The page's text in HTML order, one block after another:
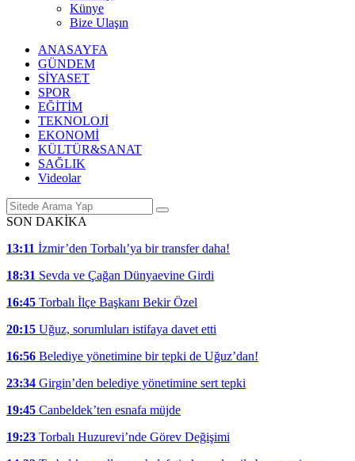
Künye
Bize Ulaşın
ANASAYFA
GÜNDEM
SİYASET
SPOR
EĞİTİM
TEKNOLOJİ
EKONOMİ
KÜLTÜR&SANAT
SAĞLIK
Videolar
SON DAKİKA
13:11 İzmir’den Torbalı’ya bir transfer daha!
18:31 Sevda ve Çağan Dünyaevine Girdi
16:45 Torbalı İlçe Başkanı Bekir Özel
20:15 Uğuz, sorumluları istifaya davet etti
16:56 Belediye yönetimine bir tepki de Uğuz’dan!
23:34 Girgin’den belediye yönetimine sert tepki
19:45 Canbeldek’ten esnafa müjde
19:23 Torbalı Huzurevi’nde Görev Değişimi